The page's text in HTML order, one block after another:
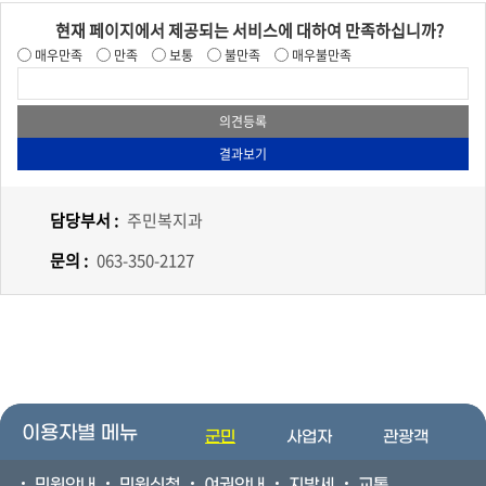
현재 페이지에서 제공되는 서비스에 대하여 만족하십니까?
매우만족 만족 보통 불만족 매우불만족
담당부서 : 주민복지과
문의 : 063-350-2127
이용자별 메뉴 군민 사업자 관광객